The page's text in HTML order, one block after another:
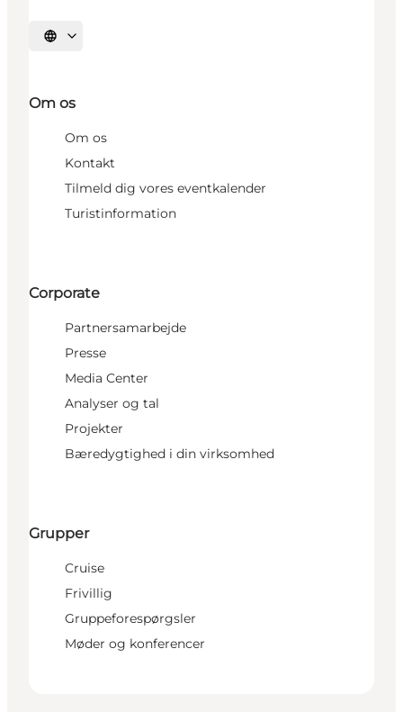
Vælg sprog
Om os
Om os
Kontakt
Tilmeld dig vores eventkalender
Turistinformation
Corporate
Partnersamarbejde
Presse
Media Center
Analyser og tal
Projekter
Bæredygtighed i din virksomhed
Grupper
Cruise
Frivillig
Gruppeforespørgsler
Møder og konferencer